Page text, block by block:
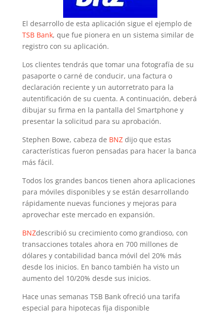
El desarrollo de esta aplicación sigue el ejemplo de
TSB Bank, que fue pionera en un sistema similar de
registro con su aplicación.
Los clientes tendrás que tomar una fotografía de su
pasaporte o carné de conducir, una factura o
declaración reciente y un autorretrato para la
autentificación de su cuenta. A continuación, deberá
dibujar su firma en la pantalla del Smartphone y
presentar la solicitud para su aprobación.
Stephen Bowe, cabeza de BNZdijo que estas
características fueron pensadas para hacer la banca
más fácil.
Todos los grandes bancos tienen ahora aplicaciones
para móviles disponibles y se están desarrollando
rápidamente nuevas funciones y mejoras para
aprovechar este mercado en expansión.
BNZdescribió su crecimiento como grandioso, con
transacciones totales ahora en 700 millones de
dólares y contabilidad banca móvil del 20% más
desde los inicios. En banco también ha visto un
aumento del 10/20% desde sus inicios.
Hace unas semanas TSB Bank ofreció una tarifa
especial para hipotecas fija disponible